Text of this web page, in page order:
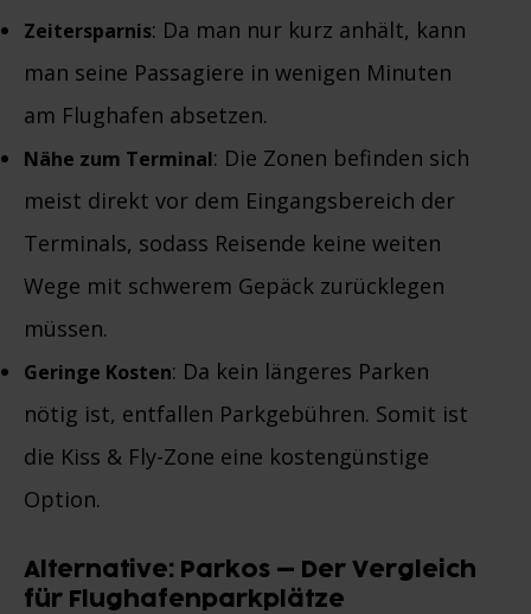
Zeitersparnis: Da man nur kurz anhält, kann
man seine Passagiere in wenigen Minuten
am Flughafen absetzen.
Nähe zum Terminal: Die Zonen befinden sich
meist direkt vor dem Eingangsbereich der
Terminals, sodass Reisende keine weiten
Wege mit schwerem Gepäck zurücklegen
müssen.
Geringe Kosten: Da kein längeres Parken
nötig ist, entfallen Parkgebühren. Somit ist
die Kiss & Fly-Zone eine kostengünstige
Option.
Alternative: Parkos – Der Vergleich
für Flughafenparkplätze